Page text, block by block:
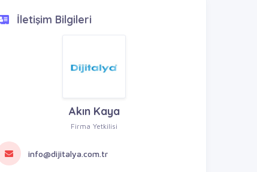
İletişim Bilgileri
Akın Kaya
Firma Yetkilisi
info@dijitalya.com.tr